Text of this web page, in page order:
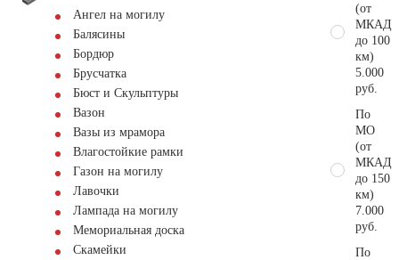
Ангел на могилу
Балясины
Бордюр
Брусчатка
Бюст и Скульптуры
Вазон
Вазы из мрамора
Влагостойкие рамки
Газон на могилу
Лавочки
Лампада на могилу
Мемориальная доска
Скамейки
(от
МКАД
до 100
км)
5.000
руб.
По
МО
(от
МКАД
до 150
км)
7.000
руб.
По